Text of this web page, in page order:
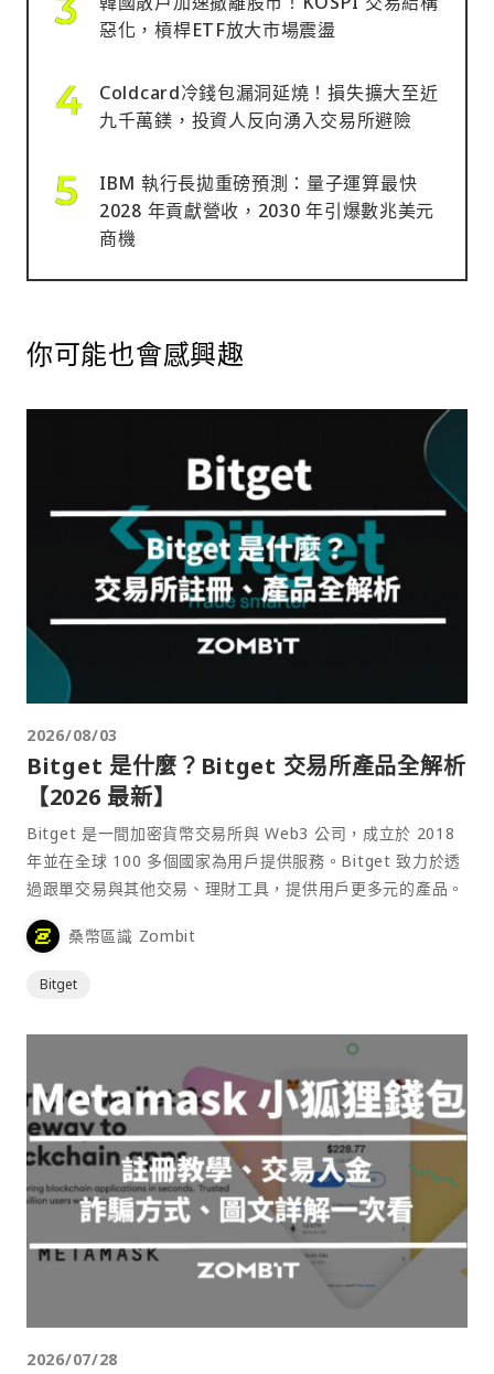
惡化，槓桿ETF放大市場震盪
Coldcard冷錢包漏洞延燒！損失擴大至近
九千萬鎂，投資人反向湧入交易所避險
IBM 執行長拋重磅預測：量子運算最快
2028 年貢獻營收，2030 年引爆數兆美元
商機
你可能也會感興趣
2026/08/03
Bitget 是什麼？Bitget 交易所產品全解析
【2026 最新】
Bitget 是一間加密貨幣交易所與 Web3 公司，成立於 2018
年並在全球 100 多個國家為用戶提供服務。Bitget 致力於透
過跟單交易與其他交易、理財工具，提供用戶更多元的產品。
桑幣區識 Zombit
Bitget
2026/07/28